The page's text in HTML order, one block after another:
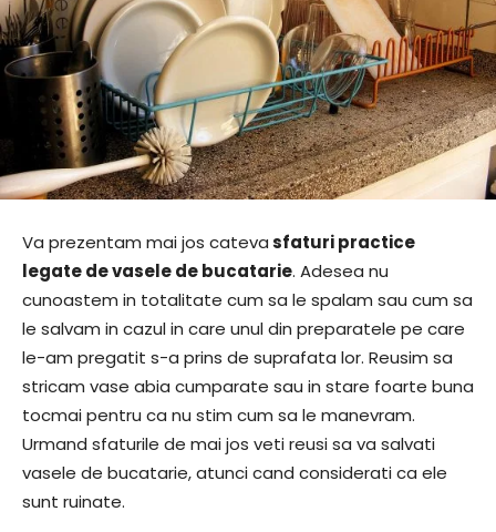
Va prezentam mai jos catevasfaturi practice
legate de vasele de bucatarie. Adesea nu
cunoastem in totalitate cum sa le spalam sau cum sa
le salvam in cazul in care unul din preparatele pe care
le-am pregatit s-a prins de suprafata lor. Reusim sa
stricam vase abia cumparate sau in stare foarte buna
tocmai pentru ca nu stim cum sa le manevram.
Urmand sfaturile de mai jos veti reusi sa va salvati
vasele de bucatarie, atunci cand considerati ca ele
sunt ruinate.